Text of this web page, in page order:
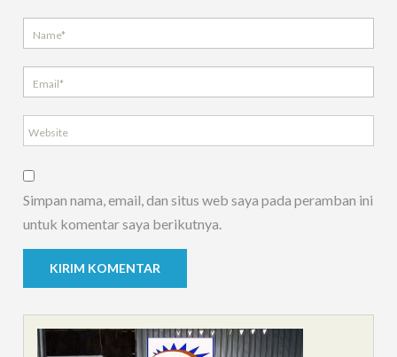
Simpan nama, email, dan situs web saya pada peramban ini
untuk komentar saya berikutnya.